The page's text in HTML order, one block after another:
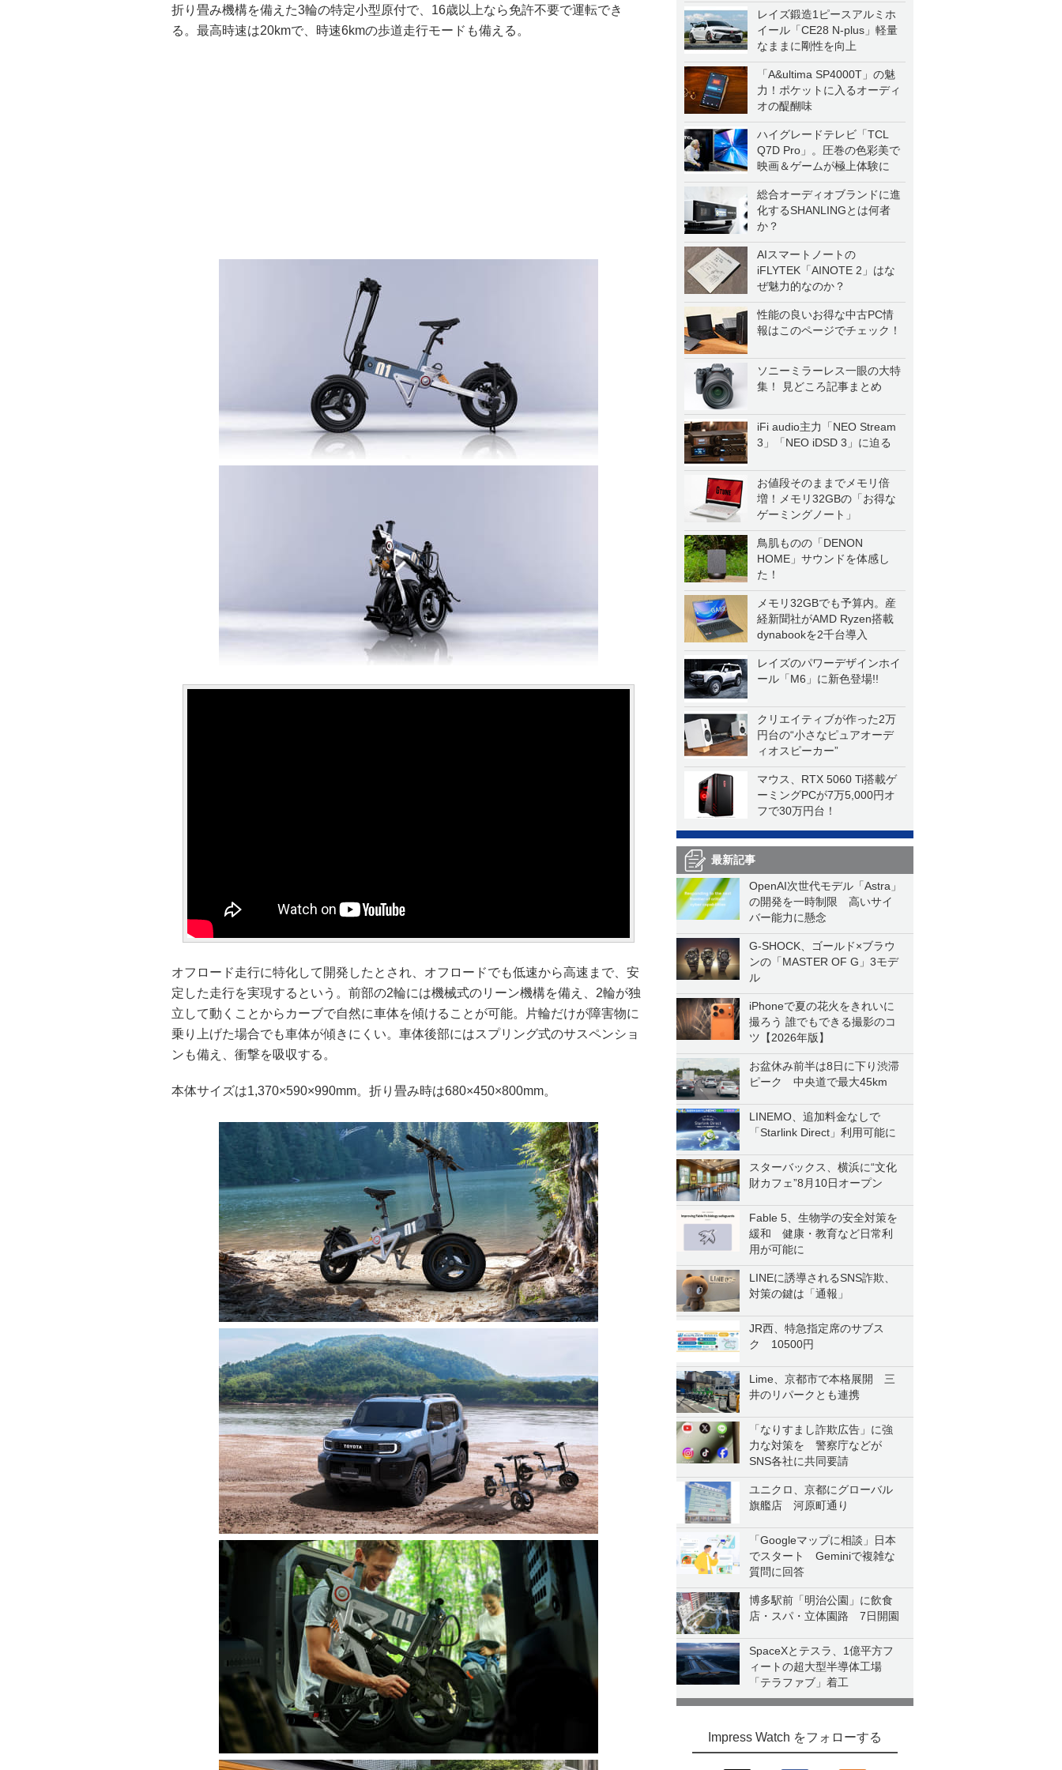
レイズ鍛造1ピースアルミホ
イール「CE28 N-plus」軽量
なままに剛性を向上
「A&ultima SP4000T」の魅
力！ポケットに入るオーディ
オの醍醐味
ハイグレードテレビ「TCL
Q7D Pro」。圧巻の色彩美で
映画＆ゲームが極上体験に
総合オーディオブランドに進
化するSHANLINGとは何者
か？
AIスマートノートの
iFLYTEK「AINOTE 2」はな
ぜ魅力的なのか？
性能の良いお得な中古PC情
報はこのページでチェック！
ソニーミラーレス一眼の大特
集！ 見どころ記事まとめ
iFi audio主力「NEO Stream
3」「NEO iDSD 3」に迫る
お値段そのままでメモリ倍
増！メモリ32GBの「お得な
ゲーミングノート」
鳥肌ものの「DENON
HOME」サウンドを体感し
た！
メモリ32GBでも予算内。産
経新聞社がAMD Ryzen搭載
dynabookを2千台導入
レイズのパワーデザインホイ
ール「M6」に新色登場!!
クリエイティブが作った2万
円台の“小さなピュアオーデ
ィオスピーカー”
マウス、RTX 5060 Ti搭載ゲ
ーミングPCが7万5,000円オ
フで30万円台！
最新記事
OpenAI次世代モデル「Astra」
の開発を一時制限 高いサイ
バー能力に懸念
G-SHOCK、ゴールド×ブラウ
ンの「MASTER OF G」3モデ
ル
iPhoneで夏の花火をきれいに
撮ろう 誰でもできる撮影のコ
ツ【2026年版】
お盆休み前半は8日に下り渋滞
ピーク 中央道で最大45km
LINEMO、追加料金なしで
「Starlink Direct」利用可能に
スターバックス、横浜に“文化
財カフェ”8月10日オープン
Fable 5、生物学の安全対策を
緩和 健康・教育など日常利
用が可能に
LINEに誘導されるSNS詐欺、
対策の鍵は「通報」
JR西、特急指定席のサブス
ク 10500円
Lime、京都市で本格展開 三
井のリパークとも連携
「なりすまし詐欺広告」に強
力な対策を 警察庁などが
SNS各社に共同要請
ユニクロ、京都にグローバル
旗艦店 河原町通り
「Googleマップに相談」日本
でスタート Geminiで複雑な
質問に回答
博多駅前「明治公園」に飲食
店・スパ・立体園路 7日開園
SpaceXとテスラ、1億平方フ
ィートの超大型半導体工場
「テラファブ」着工
Impress Watch をフォローする
折り畳み機構を備えた3輪の特定小型原付で、16歳以上なら免許不要で運転でき
る。最高時速は20kmで、時速6kmの歩道走行モードも備える。
オフロード走行に特化して開発したとされ、オフロードでも低速から高速まで、安
定した走行を実現するという。前部の2輪には機械式のリーン機構を備え、2輪が独
立して動くことからカーブで自然に車体を傾けることが可能。片輪だけが障害物に
乗り上げた場合でも車体が傾きにくい。車体後部にはスプリング式のサスペンショ
ンも備え、衝撃を吸収する。
本体サイズは1,370×590×990mm。折り畳み時は680×450×800mm。